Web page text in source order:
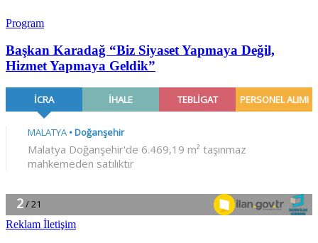
Program
Başkan Karadağ “Biz Siyaset Yapmaya Değil,
Hizmet Yapmaya Geldik”
Reklam İletişim